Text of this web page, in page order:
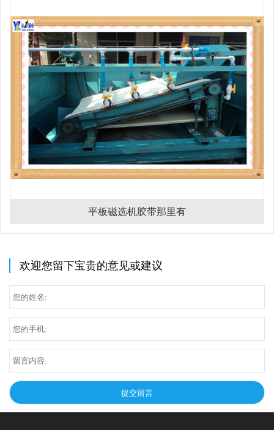
平板磁选机胶带那里有
欢迎您留下宝贵的意见或建议